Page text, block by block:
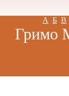
А Б В
Гримо